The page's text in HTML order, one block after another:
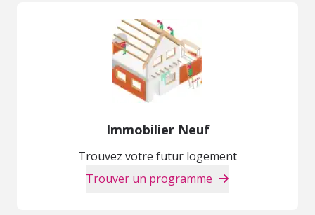
Immobilier Neuf
Trouvez votre futur logement
Trouver un programme